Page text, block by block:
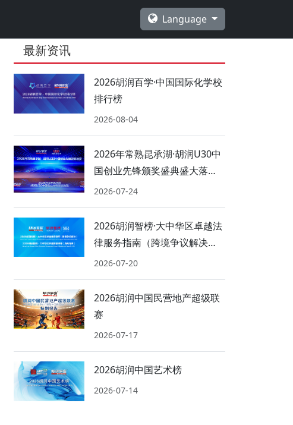
Language
最新资讯
2026胡润百学·中国国际化学校
排行榜
2026-08-04
2026年常熟昆承湖·胡润U30中
国创业先锋颁奖盛典盛大落
幕！
2026-07-24
2026胡润智榜·大中华区卓越法
律服务指南（跨境争议解决、
海商海事）
2026-07-20
2026胡润中国民营地产超级联
赛
2026-07-17
2026胡润中国艺术榜
2026-07-14